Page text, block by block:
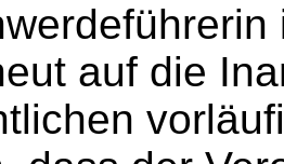
auf die